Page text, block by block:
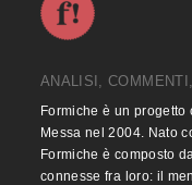
ANALISI,
Formiche è un
Messa nel 2004. Nato
Formiche è composto
connesse fra loro: il